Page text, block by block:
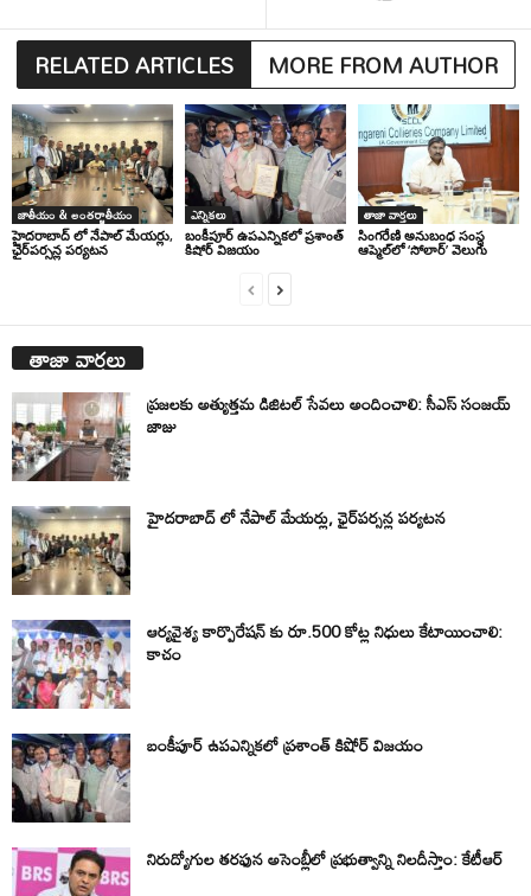
RELATED ARTICLES MORE FROM AUTHOR
జాతీయం & అంతర్జాతీయం
హైదరాబాద్ లో నేపాల్ మేయర్లు,
ఛైర్‌పర్సన్ల పర్యటన
ఎన్నికలు
బంకీపూర్ ఉపఎన్నికలో ప్రశాంత్
కిషోర్ విజయం
తాజా వార్తలు
సింగ‌రేణి అనుబంధ సంస్థ
ఆప్మెల్‌లో ‘సోలార్’ వెలుగు
తాజా వార్తలు
ప్రజలకు అత్యుత్తమ డిజిటల్ సేవలు అందించాలి: సీఎస్ సంజయ్
జాజు
హైదరాబాద్ లో నేపాల్ మేయర్లు, ఛైర్‌పర్సన్ల పర్యటన
ఆర్యవైశ్య కార్పొరేషన్ కు రూ.500 కోట్ల నిధులు కేటాయించాలి:
కాచం
బంకీపూర్ ఉపఎన్నికలో ప్రశాంత్ కిషోర్ విజయం
నిరుద్యోగుల తరఫున అసెంబ్లీలో ప్రభుత్వాన్ని నిలదీస్తాం: కేటీఆర్